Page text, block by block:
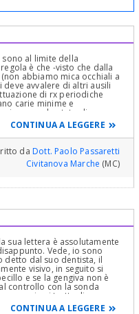
al limite della
è che -visto che dalla
abbiamo mica occhiali a
deve avvalere di altri ausili
di rx periodiche
carie minime e
sempre lo stato di
da fare a seconda della
l''ano mediamente ma
di pochissimi raggi,
al sole per abbronzarsi)
precocemente la carie, di
per il dente e
possibile
indolore, durerà
devitalizzazioni che si
i SINTOMI. Già è
come lei vanno
aspettare i sintomi. Allo
non deve accadere.
è stato un altro: i tre denti
etc. Ma era un
cost???
CONTINUA A LEGGERE
daDott. Paolo Passaretti
Civitanova Marche (MC)
sua lettera è assolutamente
Vede, io sono
detto dal suo dentista, il
visivo, in seguito si
e se la gengiva non è
controllo con la sonda
si tratta di un
di scremare la quasi
CONTINUA A LEGGERE